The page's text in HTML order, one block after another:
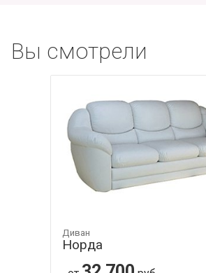
Вы смотрели
Диван
Норда